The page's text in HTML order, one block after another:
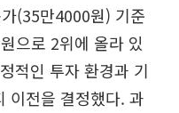
(35만4000원) 기준
으로 2위에 올라 있
적인 투자 환경과 기
이전을 결정했다. 과